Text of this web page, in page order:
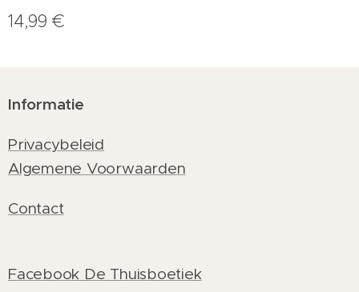
14,99 €
Informatie
Privacybeleid
Algemene Voorwaarden
Contact
Facebook De Thuisboetiek